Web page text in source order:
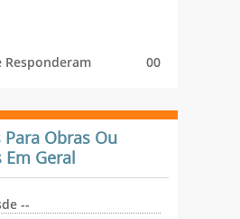
Responderam 00
Obras Ou
Geral
--